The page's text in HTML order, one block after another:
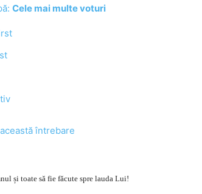
Cele mai multe voturi
întrebare
și toate să fie făcute spre lauda Lui!